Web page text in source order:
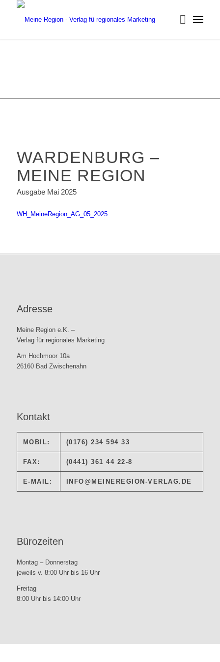
WARDENBURG –
MEINE REGION
Ausgabe Mai 2025
WH_MeineRegion_AG_05_2025
Adresse
Meine Region e.K. –
Verlag für regionales Marketing
Am Hochmoor 10a
26160 Bad Zwischenahn
Kontakt
MOBIL: (0176) 234 594 33
FAX: (0441) 361 44 22-8
E-MAIL: INFO@MEINEREGION-VERLAG.DE
Bürozeiten
Montag – Donnerstag
jeweils v. 8:00 Uhr bis 16 Uhr
Freitag
8:00 Uhr bis 14:00 Uhr